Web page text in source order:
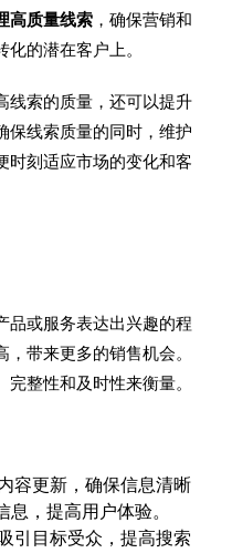
高质量线索 ，确保营销和
的潜在客户上。
线索的质量，还可以提升
保线索质量的同时，维护
时刻适应市场的变化和客
品或服务表达出兴趣的程
带来更多的销售机会。
整性和及时性来衡量。
容更新，确保信息清晰
，提高用户体验。
引目标受众，提高搜索